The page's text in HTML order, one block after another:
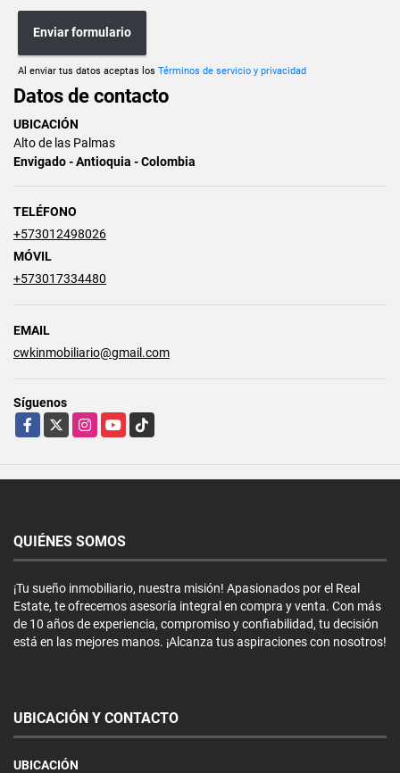
Enviar formulario
Al enviar tus datos aceptas los Términos de servicio y privacidad
Datos de contacto
UBICACIÓN
Alto de las Palmas
Envigado - Antioquia - Colombia
TELÉFONO
+573012498026
MÓVIL
+573017334480
EMAIL
cwkinmobiliario@gmail.com
Síguenos
Facebook
X InstagramYouTubeTikTok
QUIÉNES SOMOS
¡Tu sueño inmobiliario, nuestra misión! Apasionados por el Real
Estate, te ofrecemos asesoría integral en compra y venta. Con más
de 10 años de experiencia, compromiso y confiabilidad, tu decisión
está en las mejores manos. ¡Alcanza tus aspiraciones con nosotros!
UBICACIÓN Y CONTACTO
UBICACIÓN